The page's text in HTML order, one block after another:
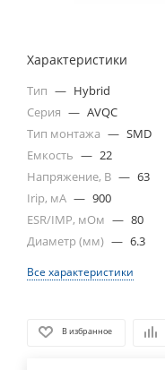
Характеристики
Тип — Hybrid
Серия — AVQC
Тип монтажа — SMD
Емкость — 22
Напряжение, В — 63
Irip, мА — 900
ESR/IMP, мОм — 80
Диаметр (мм) — 6.3
Все характеристики
В избранное